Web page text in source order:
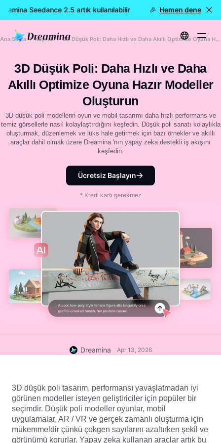
Seedance 2.5 artık kullanılabilir 🎉 Yeni model
Hemen dene
Ana Sayfa Kaynak 3D Düşük Poli: Daha Hızlı ve Daha Akıllı Optimize Oyuna Hazır Modeller Oluşturun
3D Düşük Poli: Daha Hızlı ve Daha
Akıllı Optimize Oyuna Hazır Modeller
Oluşturun
3D düşük poli modellerin oyun ve mobil tasarımı daha hızlı performans ve
temiz görsellerle nasıl kolaylaştırdığını keşfedin. Düşük poli sanatı kolaylıkla
oluşturmak, düzenlemek ve lüks hale getirmek için bazı örnekler ve akıllı
araçlar dahil olmak üzere Dreamina 'nın yapay zeka destekli iş akışını
keşfedin.
Ücretsiz Başlayın
* Kredi kartı gerekmez
Dreamina Apr 13, 2026
3D düşük poli tasarım, performansı yavaşlatmadan iyi
görünen modeller isteyen geliştiriciler için popüler bir
seçimdir. Düşük poli modeller oyunlar, mobil
uygulamalar, AR / VR ve gerçek zamanlı oluşturma için
mükemmeldir çünkü çokgen sayılarını azaltırken şekil ve
görünümü korurlar. Yapay zeka kullanan araçlar artık bu